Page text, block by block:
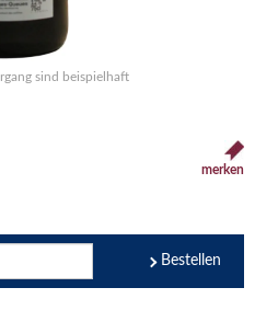
sind beispielhaft
merken
Bestellen